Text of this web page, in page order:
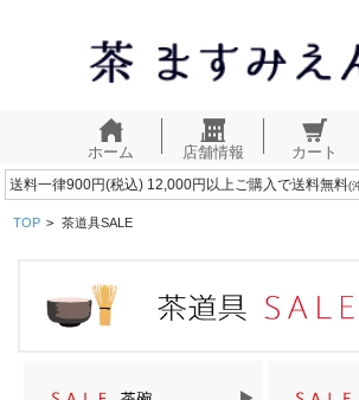
ホーム 店舗情報 カート
送料一律900円(税込) 12,000円以上ご購入で送料無料(
TOP > 茶道具SALE